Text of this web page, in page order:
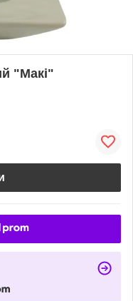
"Макі"